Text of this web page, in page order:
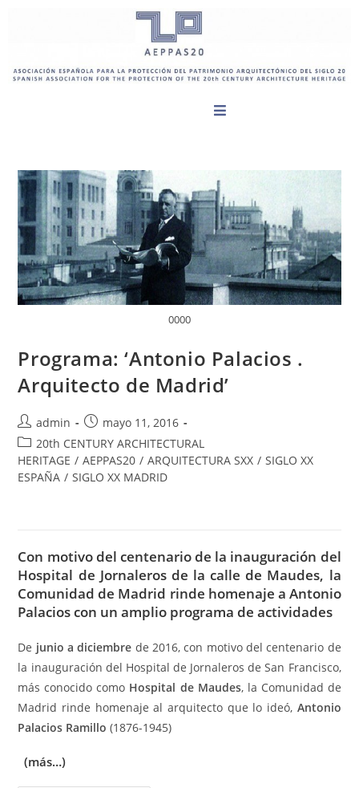
0000
Programa: ‘Antonio Palacios .
Arquitecto de Madrid’
admin
mayo 11, 2016
20th CENTURY ARCHITECTURAL
HERITAGE / AEPPAS20 / ARQUITECTURA SXX / SIGLO XX
ESPAÑA / SIGLO XX MADRID
Con motivo del centenario de la inauguración del
Hospital de Jornaleros de la calle de Maudes, la
Comunidad de Madrid rinde homenaje a Antonio
Palacios con un amplio programa de actividades
De junio a diciembre de 2016, con motivo del centenario de
la inauguración del Hospital de Jornaleros de San Francisco,
más conocido como Hospital de Maudes, la Comunidad de
Madrid rinde homenaje al arquitecto que lo ideó, Antonio
Palacios Ramillo (1876-1945)
(más…)